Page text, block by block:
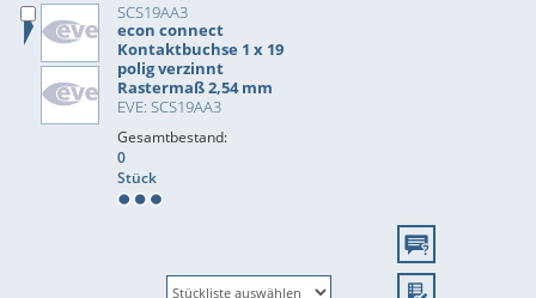
SCS19AA3
econ connect
Kontaktbuchse 1 x 19
polig verzinnt
Rastermaß 2,54 mm
EVE: SCS19AA3
Gesamtbestand:
0
Stück